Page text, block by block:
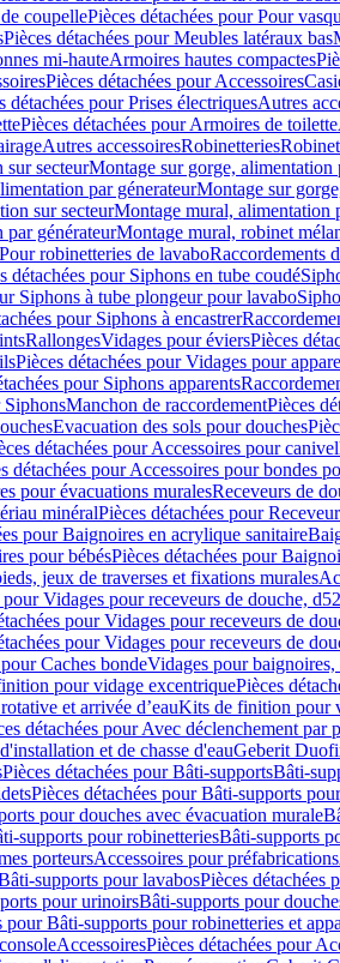
coupellePièces détachées pour Pour
Pièces détachées pour Meubles latéraux bas
mi-hauteArmoires hautes compactes
Pièces détachées pour Accessoires
détachées pour Prises électriquesAutres
Pièces détachées pour Armoires de toilette
Autres accessoiresRobinetteries
sur secteurMontage sur gorge, alimentation
par génerateurMontage sur
sur secteurMontage mural, alimentation
par générateurMontage mural, robinet
robinetteries de lavaboRaccordements
détachées pour Siphons en tube coudé
Siphons à tube plongeur pour lavabo
pour Siphons à encastrer
RallongesVidages pour éviersPièces
Pièces détachées pour Vidages pour
pour Siphons apparents
SiphonsManchon de raccordementPièces
Evacuation des sols pour douches
détachées pour Accessoires pour
détachées pour Accessoires pour bondes
pour évacuations muralesReceveurs de
minéralPièces détachées pour
pour Baignoires en acrylique sanitaire
pour bébésPièces détachées pour
jeux de traverses et fixations murales
pour Vidages pour receveurs de douche, d52
pour Vidages pour receveurs de
pour Vidages pour receveurs de
Caches bondeVidages pour baignoires,
pour vidage excentriquePièces
et arrivée d’eauKits de finition pour
détachées pour Avec déclenchement par
et de chasse d'eauGeberit
Pièces détachées pour Bâti-supportsBâti-
Pièces détachées pour Bâti-supports
pour douches avec évacuation murale
supports pour robinetteriesBâti-supports
porteursAccessoires pour préfabrications
supports pour lavabosPièces détachées
pour urinoirsBâti-supports pour
pour Bâti-supports pour robinetteries et
AccessoiresPièces détachées pour